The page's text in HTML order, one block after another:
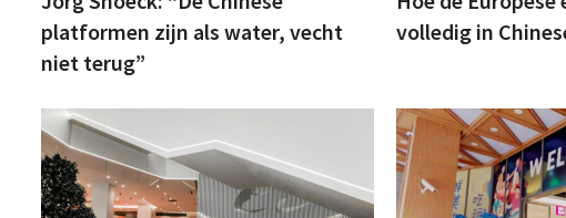
platformen zijn als water, vecht
niet terug”
volledig in